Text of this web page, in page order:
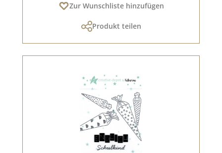
Zur Wunschliste hinzufügen
Produkt teilen